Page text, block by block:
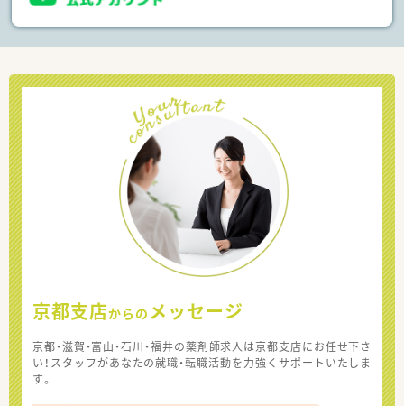
京都支店からの メッセージ
京都・滋賀・富山・石川・福井の薬剤師求人は京都支店にお任せ下さ
い！スタッフがあなたの就職・転職活動を力強くサポートいたしま
す。